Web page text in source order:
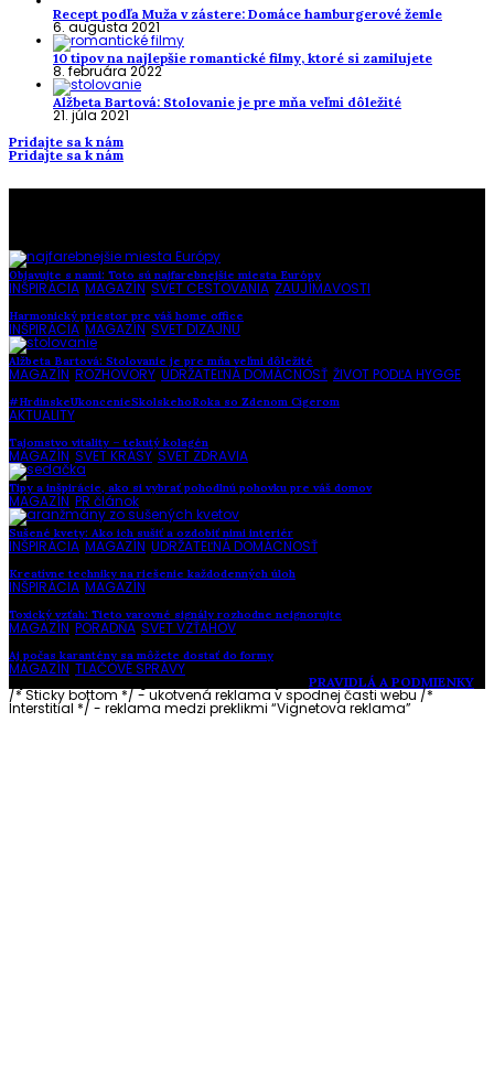
Recept podľa Muža v zástere: Domáce hamburgerové žemle
6. augusta 2021
10 tipov na najlepšie romantické filmy, ktoré si zamilujete
8. februára 2022
Alžbeta Bartová: Stolovanie je pre mňa veľmi dôležité
21. júla 2021
Pridajte sa k nám
Pridajte sa k nám
Objavujte s nami: Toto sú najfarebnejšie miesta Európy
INŠPIRÁCIA MAGAZÍN SVET CESTOVANIA ZAUJÍMAVOSTI
Harmonický priestor pre váš home office
INŠPIRÁCIA MAGAZÍN SVET DIZAJNU
Alžbeta Bartová: Stolovanie je pre mňa veľmi dôležité
MAGAZÍN ROZHOVORY UDRŽATEĽNÁ DOMÁCNOSŤ ŽIVOT PODĽA HYGGE
#HrdinskeUkoncenieSkolskehoRoka so Zdenom Cígerom
AKTUALITY
Tajomstvo vitality – tekutý kolagén
MAGAZÍN SVET KRÁSY SVET ZDRAVIA
Tipy a inšpirácie, ako si vybrať pohodlnú pohovku pre váš domov
MAGAZÍN PR článok
Sušené kvety: Ako ich sušiť a ozdobiť nimi interiér
INŠPIRÁCIA MAGAZÍN UDRŽATEĽNÁ DOMÁCNOSŤ
Kreatívne techniky na riešenie každodenných úloh
INŠPIRÁCIA MAGAZÍN
Toxický vzťah: Tieto varovné signály rozhodne neignorujte
MAGAZÍN PORADŇA SVET VZŤAHOV
Aj počas karantény sa môžete dostať do formy
MAGAZÍN TLAČOVÉ SPRÁVY
PRAVIDLÁ A PODMIENKY
/* Sticky bottom */ - ukotvená reklama v spodnej časti webu/*
Interstitial */ - reklama medzi preklikmi “Vignetova reklama”